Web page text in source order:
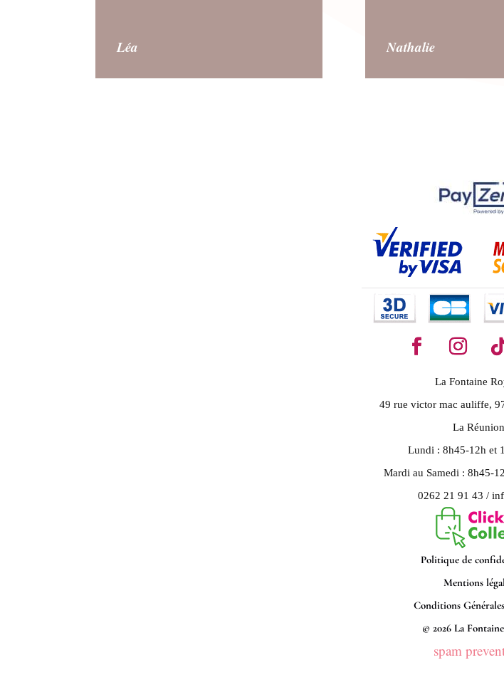
Léa Nathalie
La Fontaine
49 rue victor mac auliffe,
La Réunion
Lundi : 8h45-12h et
Mardi au Samedi : 8h45-
0262 21 91 43 /
Politique de
Mentions
Conditions
© 2026 La
spam